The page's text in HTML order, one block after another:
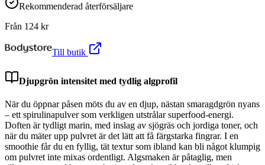
Rekommenderad återförsäljare
Från 124 kr
Till butik
Djupgrön intensitet med tydlig algprofil
När du öppnar påsen möts du av en djup, nästan smaragdgrön nyans
– ett spirulinapulver som verkligen utstrålar superfood-energi.
Doften är tydligt marin, med inslag av sjögräs och jordiga toner, och
när du mäter upp pulvret är det lätt att få färgstarka fingrar. I en
smoothie får du en fyllig, tät textur som ibland kan bli något klumpig
om pulvret inte mixas ordentligt. Algsmaken är påtaglig, men